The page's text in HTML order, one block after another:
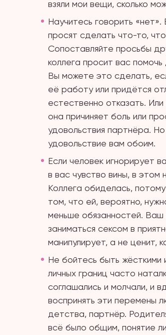
взяли мои вещи, сколько
Научитесь говорить
просят сделать что-то,
Сопоставляйте просьбы
коллега просит вас
Вы можете это сделать,
её работу или придётся
естественно отказать.
она причиняет боль или
удовольствия партнёра.
удовольствие вам обоим.
Если человек игнорирует
в вас чувство вины, в
Коллега обиделась,
том, что ей, вероятно,
меньше обязанностей.
заниматься сексом в
манипулирует, а не ценит,
Не бойтесь быть
личных границ часто
соглашались и молчали, и
воспринять эти перемены
детства, партнёр.
всё было общим, понятие